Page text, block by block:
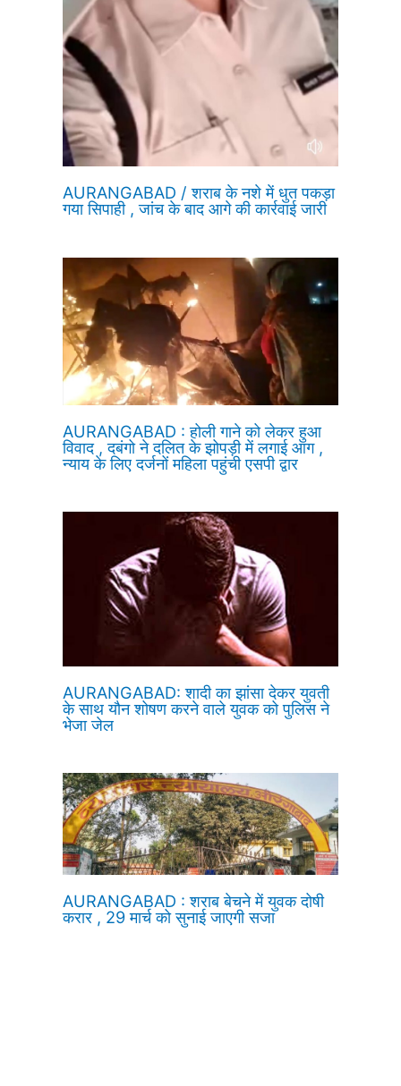
AURANGABAD / शराब के नशे में धुत पकड़ा
गया सिपाही , जांच के बाद आगे की कार्रवाई जारी
AURANGABAD : होली गाने को लेकर हुआ
विवाद , दबंगो ने दलित के झोपड़ी में लगाई आग ,
न्याय के लिए दर्जनों महिला पहुंची एसपी द्वार
AURANGABAD: शादी का झांसा देकर युवती
के साथ यौन शोषण करने वाले युवक को पुलिस ने
भेजा जेल
AURANGABAD : शराब बेचने में युवक दोषी
करार , 29 मार्च को सुनाई जाएगी सजा